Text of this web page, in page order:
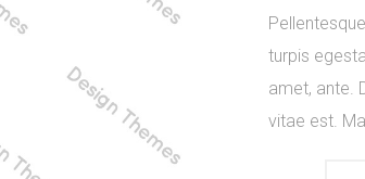
turpis
amet, ante.
vitae est.